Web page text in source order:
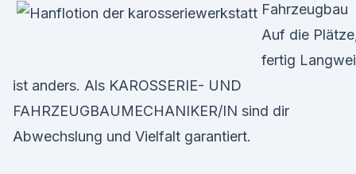
Fahrzeugbau
Auf die
fertig
ist anders. Als KAROSSERIE- UND
FAHRZEUGBAUMECHANIKER/IN sind dir
Abwechslung und Vielfalt garantiert.